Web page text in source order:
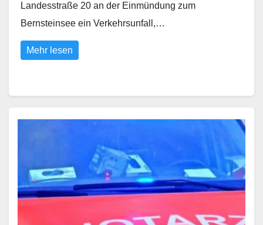
Landesstraße 20 an der Einmündung zum
Bernsteinsee ein Verkehrsunfall,…
Mehr lesen